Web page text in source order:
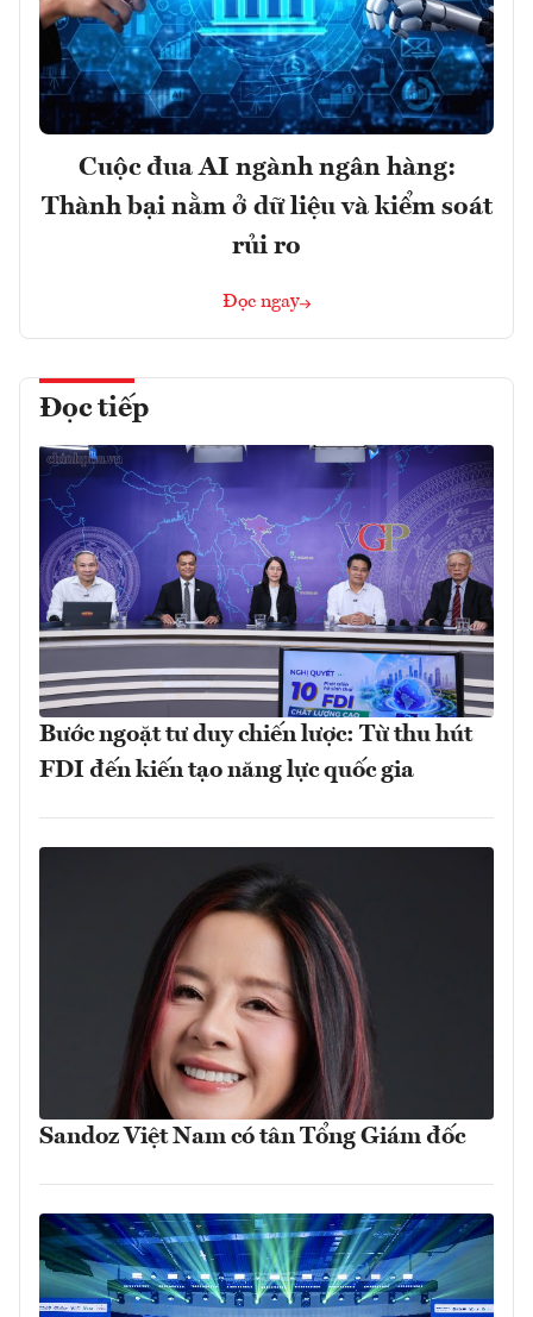
Cuộc đua AI ngành ngân hàng:
Thành bại nằm ở dữ liệu và kiểm soát
rủi ro
Đọc ngay
Đọc tiếp
Bước ngoặt tư duy chiến lược: Từ thu hút
FDI đến kiến tạo năng lực quốc gia
Sandoz Việt Nam có tân Tổng Giám đốc